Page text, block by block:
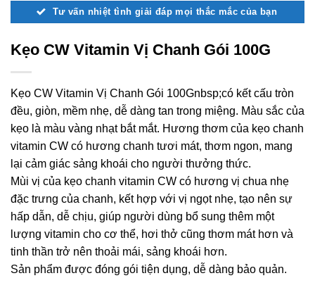
Tư vấn nhiệt tình giải đáp mọi thắc mắc của bạn
Kẹo CW Vitamin Vị Chanh Gói 100G
Kẹo CW Vitamin Vị Chanh Gói 100Gnbsp;có kết cấu tròn
đều, giòn, mềm nhẹ, dễ dàng tan trong miệng. Màu sắc của
kẹo là màu vàng nhạt bắt mắt. Hương thơm của kẹo chanh
vitamin CW có hương chanh tươi mát, thơm ngon, mang
lại cảm giác sảng khoái cho người thưởng thức.
Mùi vị của kẹo chanh vitamin CW có hương vị chua nhẹ
đặc trưng của chanh, kết hợp với vị ngọt nhẹ, tạo nên sự
hấp dẫn, dễ chịu, giúp người dùng bổ sung thêm một
lượng vitamin cho cơ thể, hơi thở cũng thơm mát hơn và
tinh thần trở nên thoải mái, sảng khoái hơn.
Sản phẩm được đóng gói tiện dụng, dễ dàng bảo quản.